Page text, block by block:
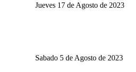
Jueves 17 de Agosto de 2023
Sabado 5 de Agosto de 2023